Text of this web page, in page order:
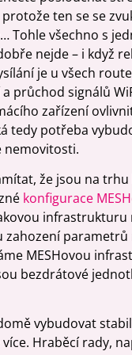
ten se se
Tohle všechno s
nejde – i když
je u všech
průchod signálů
zařízení
tedy potřeba
nemovitosti.
že jsou na
konfigurace
infrastrukturu
zahození
MESHovou
bezdrátové
vybudovat
Hraběcí rady,